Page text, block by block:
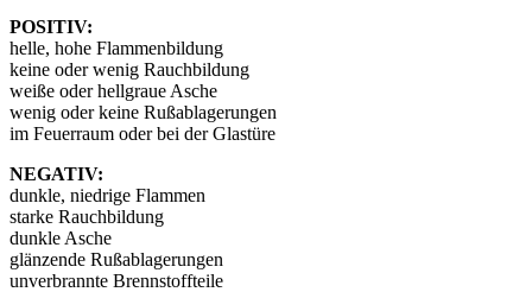
POSITIV:
helle, hohe Flammenbildung
keine oder wenig Rauchbildung
weiße oder hellgraue Asche
wenig oder keine Rußablagerungen
im Feuerraum oder bei der Glastüre
NEGATIV:
dunkle, niedrige Flammen
starke Rauchbildung
dunkle Asche
glänzende Rußablagerungen
unverbrannte Brennstoffteile